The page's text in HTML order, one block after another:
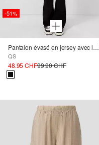
-51%
Pantalon évasé en jersey avec logo brodé ; QS x Von Dutch
QS
48.95 CHF99.90 CHF